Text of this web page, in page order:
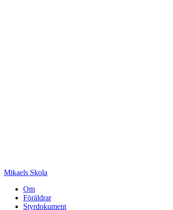
Mikaels Skola
Om
Föräldrar
Styrdokument